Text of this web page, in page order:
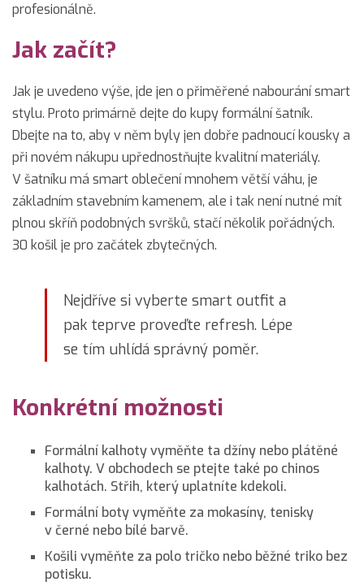
profesionálně.
Jak začít?
Jak je uvedeno výše, jde jen o přiměřené nabourání smart
stylu. Proto primárně dejte do kupy formální šatník.
Dbejte na to, aby v něm byly jen dobře padnoucí kousky a
při novém nákupu upřednostňujte kvalitní materiály.
V šatníku má smart oblečení mnohem větší váhu, je
základním stavebním kamenem, ale i tak není nutné mít
plnou skříň podobných svršků, stačí několik pořádných.
30 košil je pro začátek zbytečných.
Nejdříve si vyberte smart outfit a
pak teprve proveďte refresh. Lépe
se tím uhlídá správný poměr.
Konkrétní možnosti
Formální kalhoty vyměňte ta džíny nebo plátěné
kalhoty. V obchodech se ptejte také po chinos
kalhotách. Střih, který uplatníte kdekoli.
Formální boty vyměňte za mokasíny, tenisky
v černé nebo bílé barvě.
Košili vyměňte za polo tričko nebo běžné triko bez
potisku.